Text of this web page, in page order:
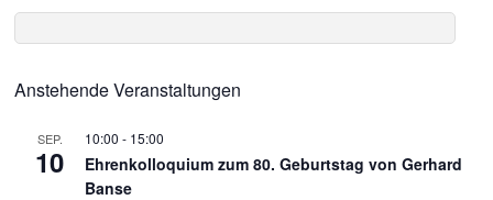
Anstehende Veranstaltungen
SEP.
10
10:00 - 15:00
Ehrenkolloquium zum 80. Geburtstag von Gerhard
Banse